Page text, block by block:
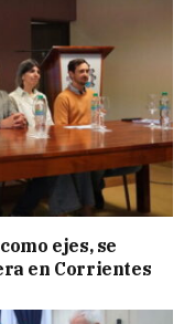
ejes, se
en Corrientes